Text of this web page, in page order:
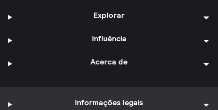
Explorar
Influência
Acerca de
Informações legais